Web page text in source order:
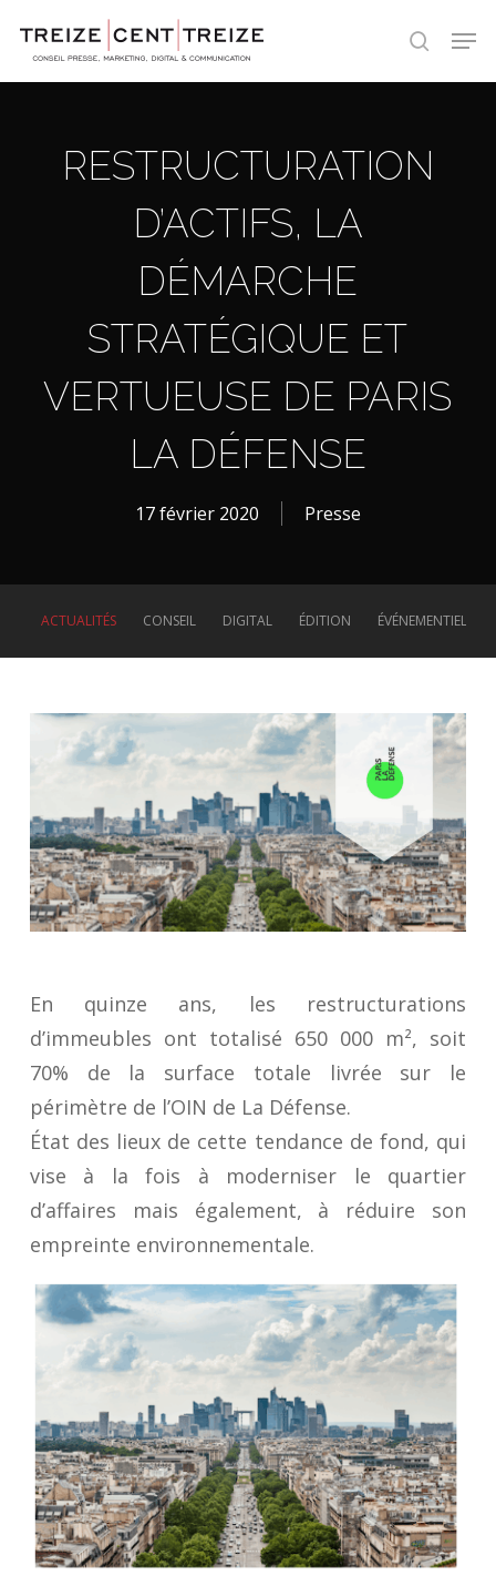
search
RESTRUCTURATION
D’ACTIFS, LA
DÉMARCHE
STRATÉGIQUE ET
VERTUEUSE DE PARIS
LA DÉFENSE
17 février 2020 Presse
ACTUALITÉS CONSEIL DIGITAL ÉDITION ÉVÉNEMENTIEL
En quinze ans, les restructurations
d’immeubles ont totalisé 650 000 m², soit
70% de la surface totale livrée sur le
périmètre de l’OIN de La Défense.
État des lieux de cette tendance de fond, qui
vise à la fois à moderniser le quartier
d’affaires mais également, à réduire son
empreinte environnementale.